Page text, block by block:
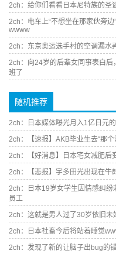
2ch：给你们看看日本尼特族的圣
2ch：电车上“不想坐在那家伙旁
wwww
2ch：东京奥运选手村的空调漏水
2ch：向24岁的后辈女同事表白后
班了
随机推荐
2ch：日本媒体曝光月入1亿日元
2ch：【速报】AKB毕业生去“那个
2ch：【好消息】日本宅女减肥后
2ch：【悲报】宇多田光出现在牛
2ch：日本19岁女学生因情感纠纷
员工
2ch：这就是男人过了30岁依旧未
2ch：日本社畜今后将站着睡觉
2ch：发现了新的让脑子出bug的